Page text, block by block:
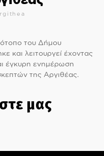
του Δήμου
και λειτουργεί έχοντας
έγκυρη ενημέρωση
της Αργιθέας.
μας